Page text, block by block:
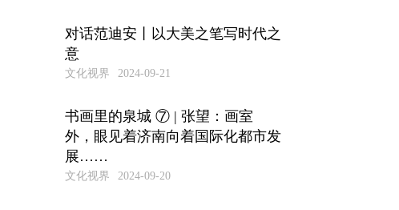
对话范迪安丨以大美之笔写时代之
意
文化视界 2024-09-21
书画里的泉城 ⑦ | 张望：画室
外，眼见着济南向着国际化都市发
展……
文化视界 2024-09-20